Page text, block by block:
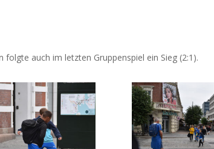
auch im letzten Gruppenspiel ein Sieg (2:1).